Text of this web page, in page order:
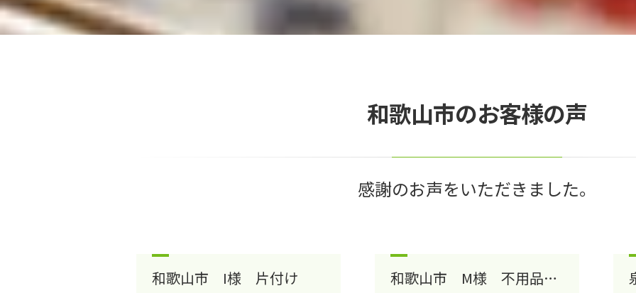
和歌山市のお客様の声
感謝のお声をいただきました。
和歌山市 I様 片付け
和歌山市 M様 不用品回